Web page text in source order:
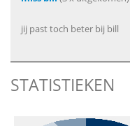
jij past toch beter bij bill
STATISTIEKEN